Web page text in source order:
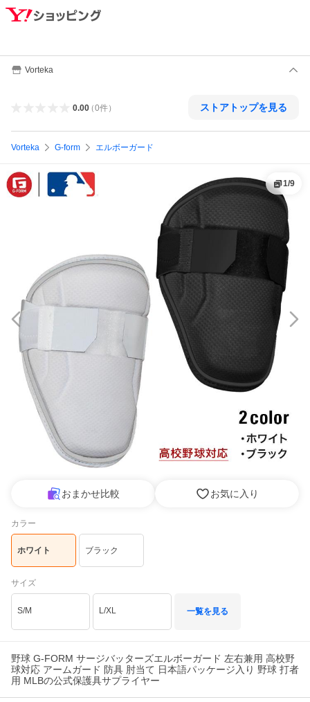
Vorteka
0.00（0件） ストアトップを見る
Vorteka G-form エルボーガード
1/9
おまかせ比較 お気に入り
カラー
ホワイト ブラック
サイズ
S/M L/XL 一覧を見る
野球 G-FORM サージバッターズエルボーガード 左右兼用 高校野
球対応 アームガード 防具 肘当て 日本語パッケージ入り 野球 打者
用 MLBの公式保護具サプライヤー